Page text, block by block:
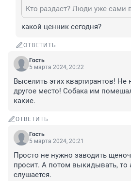
какой ценник сегодня?
ОТВЕТИТЬ
Гость
5 марта 2024, 20:22
Выселить этих квартирантов! Не
другое место! Собака им
какие.
ОТВЕТИТЬ
Гость
5 марта 2024, 20:21
Просто не нужно заводить
просит. А потом выкидывать, то
слушается.